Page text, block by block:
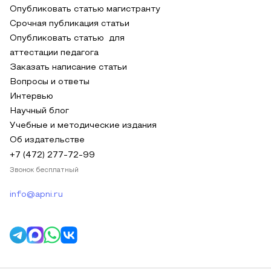
Опубликовать статью магистранту
Срочная публикация статьи
Опубликовать статью для
аттестации педагога
Заказать написание статьи
Вопросы и ответы
Интервью
Научный блог
Учебные и методические издания
Об издательстве
+7 (472) 277-72-99
Звонок бесплатный
info@apni.ru